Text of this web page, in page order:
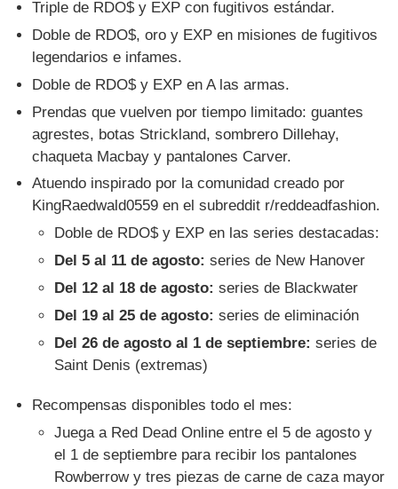
Triple de RDO$ y EXP con fugitivos estándar.
Doble de RDO$, oro y EXP en misiones de fugitivos
legendarios e infames.
Doble de RDO$ y EXP en A las armas.
Prendas que vuelven por tiempo limitado: guantes
agrestes, botas Strickland, sombrero Dillehay,
chaqueta Macbay y pantalones Carver.
Atuendo inspirado por la comunidad creado por
KingRaedwald0559 en el subreddit r/reddeadfashion.
Doble de RDO$ y EXP en las series destacadas:
Del 5 al 11 de agosto: series de New Hanover
Del 12 al 18 de agosto: series de Blackwater
Del 19 al 25 de agosto: series de eliminación
Del 26 de agosto al 1 de septiembre: series de
Saint Denis (extremas)
Recompensas disponibles todo el mes:
Juega a Red Dead Online entre el 5 de agosto y
el 1 de septiembre para recibir los pantalones
Rowberrow y tres piezas de carne de caza mayor